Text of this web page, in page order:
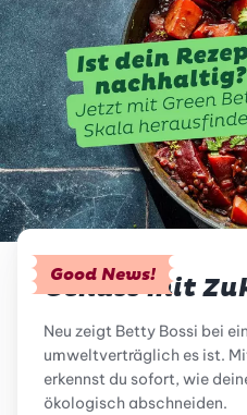
Good News!
Genuss mit
Neu zeigt Betty Bossi bei
umweltverträglich es ist.
erkennst du sofort, wie
ökologisch abschneiden.